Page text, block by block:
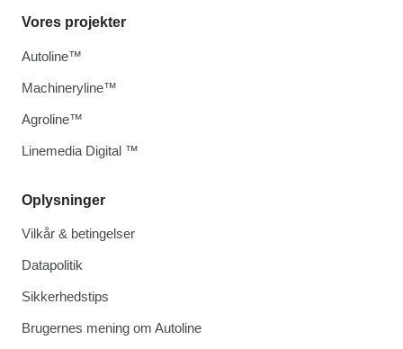
Oplysninger
Vilkår & betingelser
Datapolitik
Sikkerhedstips
Brugernes mening om Autoline
Vores projekter
Autoline™
Machineryline™
Agroline™
Linemedia Digital ™